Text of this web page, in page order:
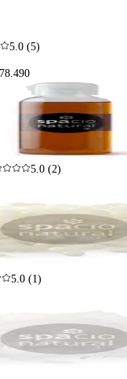
5.0 (5)
5.0 (2)
5.0 (1)